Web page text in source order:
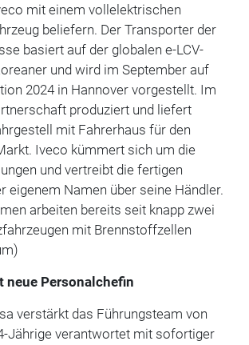
mit einem vollelektrischen
beliefern. Der Transporter der
basiert auf der globalen e-LCV-
und wird im September auf
2024 in Hannover vorgestellt. Im
produziert und liefert
mit Fahrerhaus für den
Iveco kümmert sich um die
und vertreibt die fertigen
eigenem Namen über seine Händler.
arbeiten bereits seit knapp zwei
mit Brennstoffzellen
neue Personalchefin
verstärkt das Führungsteam von
Jährige verantwortet mit sofortiger